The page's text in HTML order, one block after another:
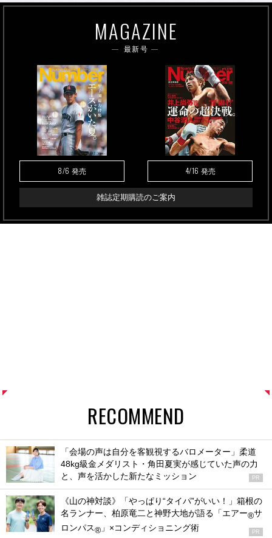
MAGAZINE
最新号
8/6 発売 4/16 発売
雑誌定期購読のご案内
RECOMMEND
「会場の声は自分を客観視するバロメーター」柔道
48kg級金メダリスト・角田夏実が感じていた声の力
と、声を活かした新たなミッション
PR
《山の神対談》「やっぱり“タイパ”がいい！」箱根の
名ランナー、柏原竜二と神野大地が語る「エアー®サ
ロンパス® 」×コンディショニング術 PR